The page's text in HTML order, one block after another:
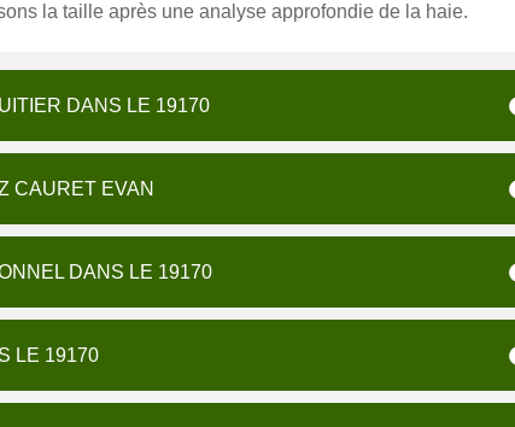
la taille après une analyse approfondie de la haie.
DANS LE 19170
CAURET EVAN
DANS LE 19170
LE 19170